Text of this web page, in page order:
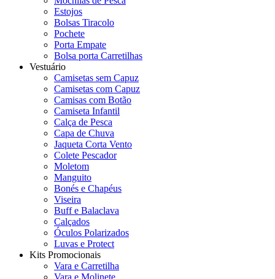
Estojos
Bolsas Tiracolo
Pochete
Porta Empate
Bolsa porta Carretilhas
Vestuário
Camisetas sem Capuz
Camisetas com Capuz
Camisas com Botão
Camiseta Infantil
Calça de Pesca
Capa de Chuva
Jaqueta Corta Vento
Colete Pescador
Moletom
Manguito
Bonés e Chapéus
Viseira
Buff e Balaclava
Calçados
Óculos Polarizados
Luvas e Protect
Kits Promocionais
Vara e Carretilha
Vara e Molinete